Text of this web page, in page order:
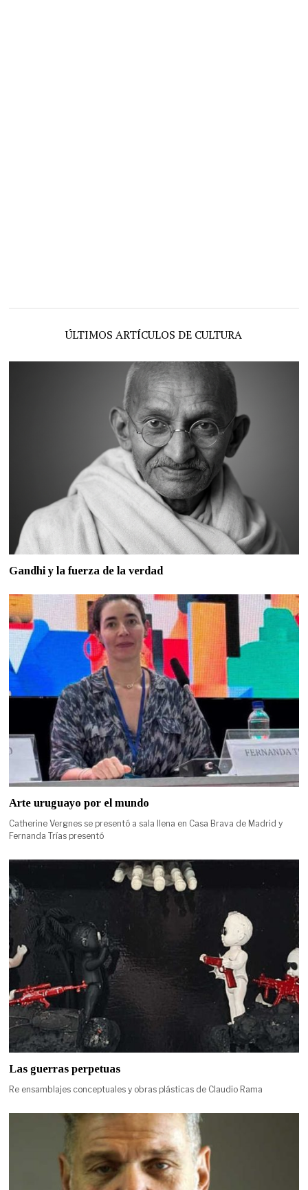
ÚLTIMOS ARTÍCULOS DE CULTURA
Gandhi y la fuerza de la verdad
Arte uruguayo por el mundo
Catherine Vergnes se presentó a sala llena en Casa Brava de Madrid y
Fernanda Trías presentó
Las guerras perpetuas
Re ensamblajes conceptuales y obras plásticas de Claudio Rama